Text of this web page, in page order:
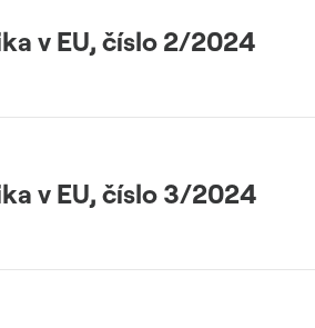
v EU, číslo 2/2024
v EU, číslo 3/2024